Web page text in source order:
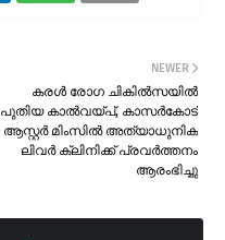
NEWER
കരൾ രോഗ ചികിൽസയിൽ
പുതിയ കാൽവയ്പ്, കാസർകോട്
ആസ്റ്റർ മിംസിൽ അത്യാധുനിക
ലിവർ ക്ലിനിക്ക് പ്രവർത്തനം
ആരംഭിച്ചു